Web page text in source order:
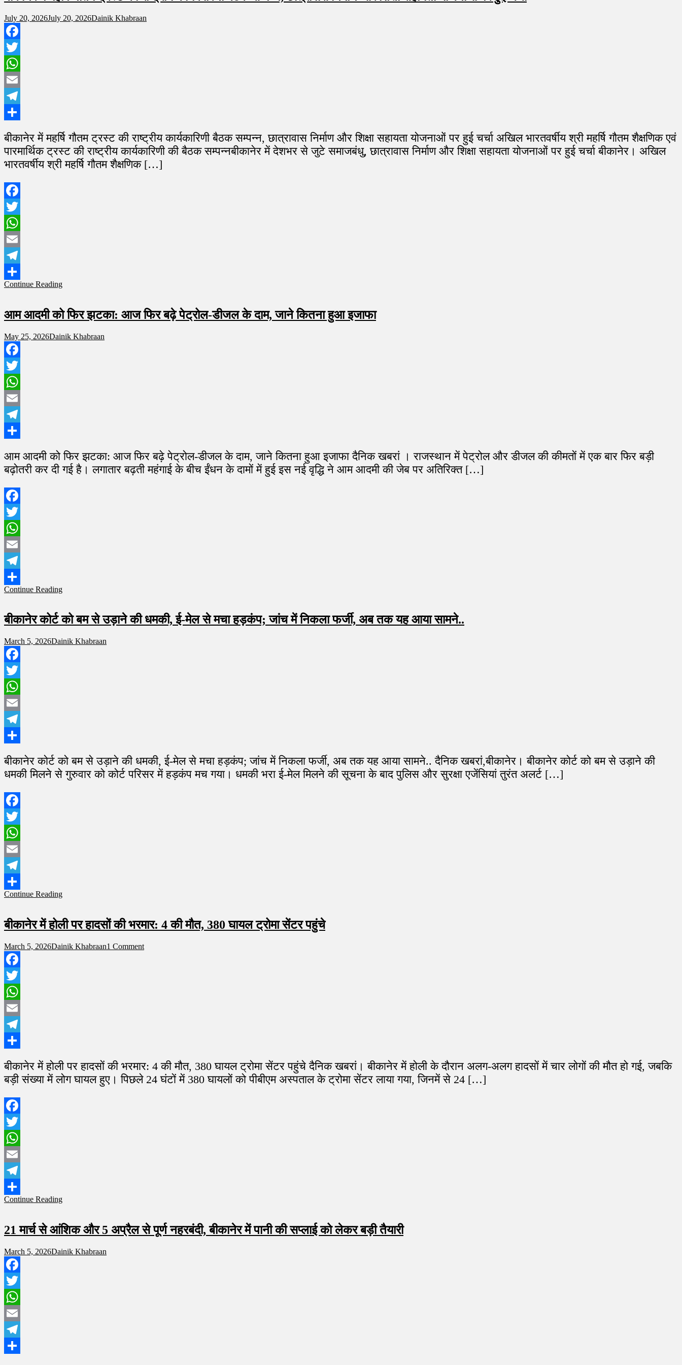
July 20, 2026July 20, 2026Dainik Khabraan
Facebook
Twitter
WhatsApp
Email
Telegram
बीकानेर में महर्षि गौतम ट्रस्ट की राष्ट्रीय कार्यकारिणी बैठक सम्पन्न, छात्रावास निर्माण और शिक्षा सहायता योजनाओं पर हुई चर्चा अखिल भारतवर्षीय श्री महर्षि गौतम शैक्षणिक एवं
पारमार्थिक ट्रस्ट की राष्ट्रीय कार्यकारिणी की बैठक सम्पन्नबीकानेर में देशभर से जुटे समाजबंधु, छात्रावास निर्माण और शिक्षा सहायता योजनाओं पर हुई चर्चा बीकानेर। अखिल
भारतवर्षीय श्री महर्षि गौतम शैक्षणिक […]
Facebook
Twitter
WhatsApp
Email
Telegram
Share
Continue Reading
आम आदमी को फिर झटका: आज फिर बढ़े पेट्रोल-डीजल के दाम, जाने कितना हुआ इजाफा
May 25, 2026Dainik Khabraan
Facebook
Twitter
WhatsApp
Email
Telegram
आम आदमी को फिर झटका: आज फिर बढ़े पेट्रोल-डीजल के दाम, जाने कितना हुआ इजाफा दैनिक खबरां । राजस्थान में पेट्रोल और डीजल की कीमतों में एक बार फिर बड़ी
बढ़ोतरी कर दी गई है। लगातार बढ़ती महंगाई के बीच ईंधन के दामों में हुई इस नई वृद्धि ने आम आदमी की जेब पर अतिरिक्त […]
Facebook
Twitter
WhatsApp
Email
Telegram
Share
Continue Reading
बीकानेर कोर्ट को बम से उड़ाने की धमकी, ई-मेल से मचा हड़कंप; जांच में निकला फर्जी, अब तक यह आया सामने..
March 5, 2026Dainik Khabraan
Facebook
Twitter
WhatsApp
Email
Telegram
बीकानेर कोर्ट को बम से उड़ाने की धमकी, ई-मेल से मचा हड़कंप; जांच में निकला फर्जी, अब तक यह आया सामने.. दैनिक खबरां,बीकानेर। बीकानेर कोर्ट को बम से उड़ाने की
धमकी मिलने से गुरुवार को कोर्ट परिसर में हड़कंप मच गया। धमकी भरा ई-मेल मिलने की सूचना के बाद पुलिस और सुरक्षा एजेंसियां तुरंत अलर्ट […]
Facebook
Twitter
WhatsApp
Email
Telegram
Share
Continue Reading
बीकानेर में होली पर हादसों की भरमार: 4 की मौत, 380 घायल ट्रोमा सेंटर पहुंचे
March 5, 2026Dainik Khabraan1 Commenton
ट्रोमा
पहुंचे
Facebook
Twitter
WhatsApp
Email
Telegram
बीकानेर में होली पर हादसों की भरमार: 4 की मौत, 380 घायल ट्रोमा सेंटर पहुंचे दैनिक खबरां। बीकानेर में होली के दौरान अलग-अलग हादसों में चार लोगों की मौत हो गई, जबकि
बड़ी संख्या में लोग घायल हुए। पिछले 24 घंटों में 380 घायलों को पीबीएम अस्पताल के ट्रोमा सेंटर लाया गया, जिनमें से 24 […]
Facebook
Twitter
WhatsApp
Email
Telegram
Share
Continue Reading
21 मार्च से आंशिक और 5 अप्रैल से पूर्ण नहरबंदी, बीकानेर में पानी की सप्लाई को लेकर बड़ी तैयारी
March 5, 2026Dainik Khabraan
Facebook
Twitter
WhatsApp
Email
Telegram